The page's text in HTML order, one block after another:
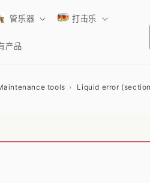
管乐器 打击乐
产品
tools Liquid error